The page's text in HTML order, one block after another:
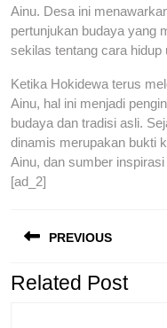
Ainu. Desa ini
pertunjukan budaya yang
sekilas tentang cara hidup
Ketika Hokidewa terus
Ainu, hal ini menjadi
budaya dan tradisi asli.
dinamis merupakan bukti
Ainu, dan sumber
[ad_2]
navigation
PREVIOUS
Related Post